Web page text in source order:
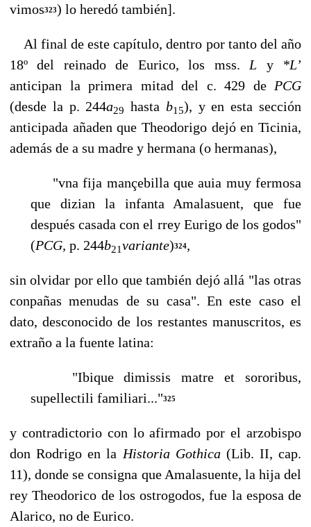
vimos323) lo here­dó también].
Al final de este capítulo, dentro por tanto del año
18º del reinado de Eurico, los mss. L y *L’
anticipan la primera mitad del c. 429 de PCG
(desde la p. 244a29 hasta b15), y en esta sección
anticipada añaden que Theodorigo dejó en Ticinia,
además de a su ma­dre y hermana (o hermanas),
"vna fija mançebilla que auia muy fermosa
que dizian la infanta Amalasuent, que fue
después casada con el rrey Eurigo de los godos"
(PCG, p. 244b21variante)324,
sin olvidar por ello que también dejó allá "las otras
conpañas menudas de su casa". En este caso el
dato, desconocido de los restantes manuscritos, es
extraño a la fuente latina:
"Ibique dimissis matre et sororibus,
supellectili familiari..."325
y contradictorio con lo afirmado por el arzobispo
don Rodrigo en la Historia Gothica (Lib. II, cap.
11), donde se consigna que Amalasuente, la hija del
rey Theodorico de los ostrogodos, fue la esposa de
Alarico, no de Eurico.